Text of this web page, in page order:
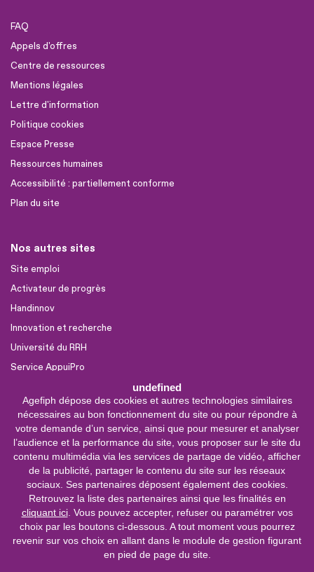
undefined
Agefiph dépose des cookies et autres technologies similaires
nécessaires au bon fonctionnement du site ou pour répondre à
votre demande d’un service, ainsi que pour mesurer et analyser
l’audience et la performance du site, vous proposer sur le site du
contenu multimédia via les services de partage de vidéo, afficher
de la publicité, partager le contenu du site sur les réseaux
sociaux. Ses partenaires déposent également des cookies.
Retrouvez la liste des partenaires ainsi que les finalités en
cliquant ici. Vous pouvez accepter, refuser ou paramétrer vos
choix par les boutons ci-dessous. A tout moment vous pourrez
revenir sur vos choix en allant dans le module de gestion figurant
en pied de page du site.
FAQ
Appels d'offres
Centre de ressources
Mentions légales
Lettre d'information
Politique cookies
Espace Presse
Ressources humaines
Accessibilité : partiellement conforme
Plan du site
Nos autres sites
Site emploi
Activateur de progrès
Handinnov
Innovation et recherche
Université du RRH
Service AppuiPro
Nous suivre
Youtube
Facebook
0 800 11 10 09
Service &
appel gratuits